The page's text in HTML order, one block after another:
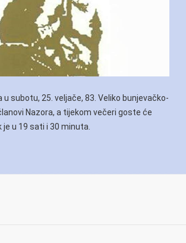
subotu, 25. veljače, 83. Veliko bunjevačko-
Nazora, a tijekom večeri goste će
u 19 sati i 30 minuta.